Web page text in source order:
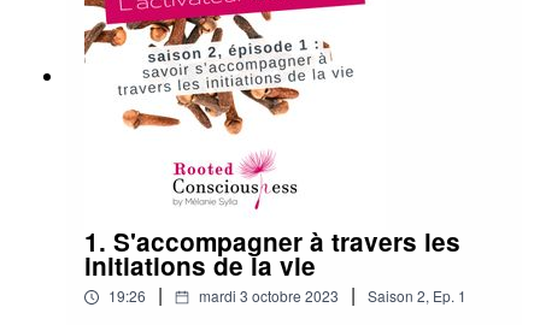
1. S'accompagner à travers les
initiations de la vie
19:26 | mardi 3 octobre 2023 | Saison 2, Ep. 1